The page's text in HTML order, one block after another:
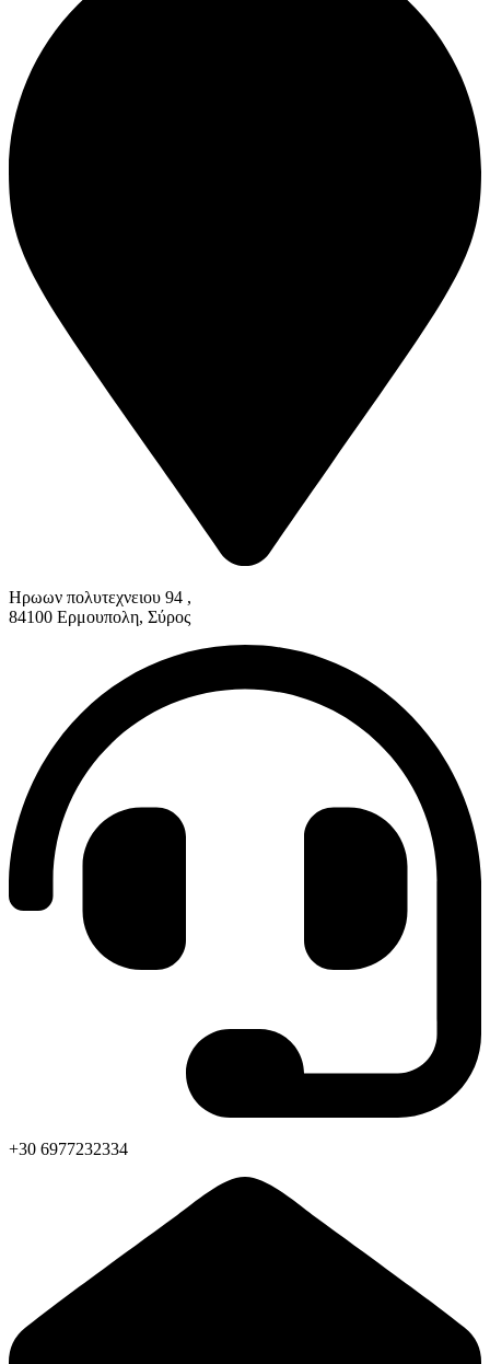
Ηρωων πολυτεχνειου 94 ,
84100 Ερμουπολη, Σύρος
+30 6977232334